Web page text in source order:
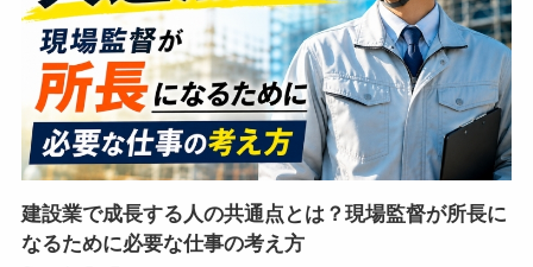
建設業で成長する人の共通点とは？現場監督が所長に
なるために必要な仕事の考え方